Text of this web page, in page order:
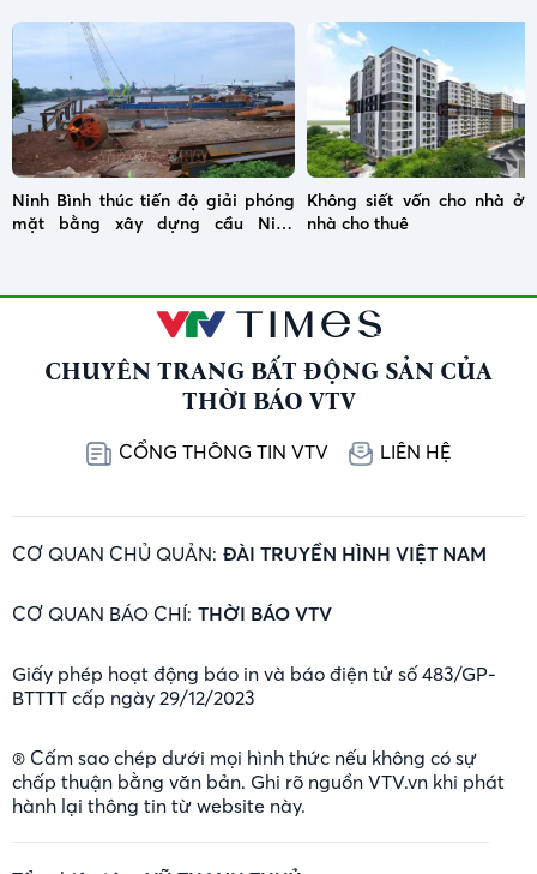
Ninh Bình thúc tiến độ giải phóng
mặt bằng xây dựng cầu Ninh
Không siết vốn cho nhà ở
nhà cho thuê
CHUYÊN TRANG BẤT ĐỘNG SẢN CỦA
THỜI BÁO VTV
CỔNG THÔNG TIN VTV LIÊN HỆ
CƠ QUAN CHỦ QUẢN: ĐÀI TRUYỀN HÌNH VIỆT NAM
CƠ QUAN BÁO CHÍ: THỜI BÁO VTV
Giấy phép hoạt động báo in và báo điện tử số 483/GP-
BTTTT cấp ngày 29/12/2023
® Cấm sao chép dưới mọi hình thức nếu không có sự
chấp thuận bằng văn bản. Ghi rõ nguồn VTV.vn khi phát
hành lại thông tin từ website này.